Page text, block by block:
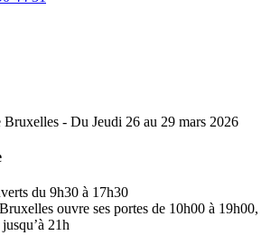
- Du Jeudi 26 au 29 mars 2026
du 9h30 à 17h30
ouvre ses portes de 10h00 à 19h00,
21h